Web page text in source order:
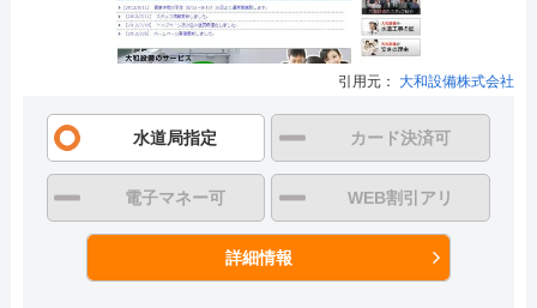
引用元： 大和設備株式会社
水道局指定 カード決済可
電子マネー可 WEB割引アリ
詳細情報